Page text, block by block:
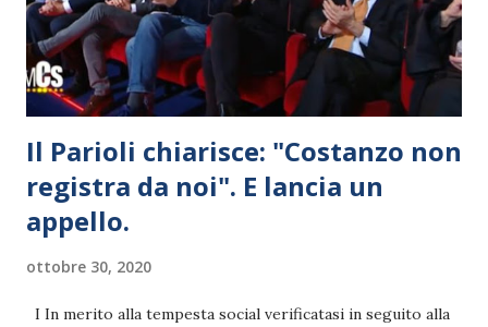
Il Parioli chiarisce: "Costanzo non
registra da noi". E lancia un
appello.
ottobre 30, 2020
I In merito alla tempesta social verificatasi in seguito alla